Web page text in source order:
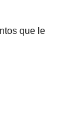
que le